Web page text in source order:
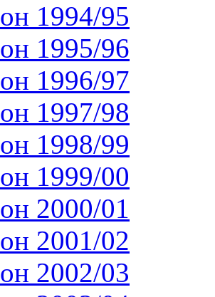
1994/95
1995/96
1996/97
1997/98
1998/99
1999/00
2000/01
2001/02
2002/03